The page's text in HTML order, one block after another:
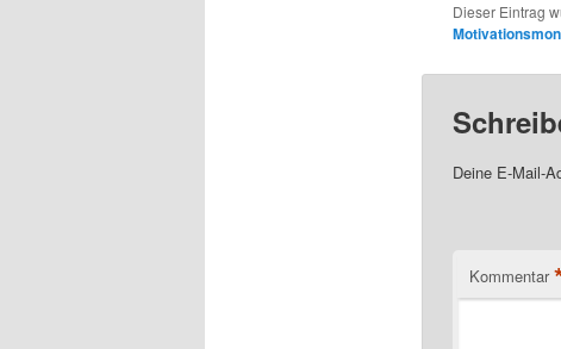
Dieser Eintrag
Deine E-Mail-
Kommentar